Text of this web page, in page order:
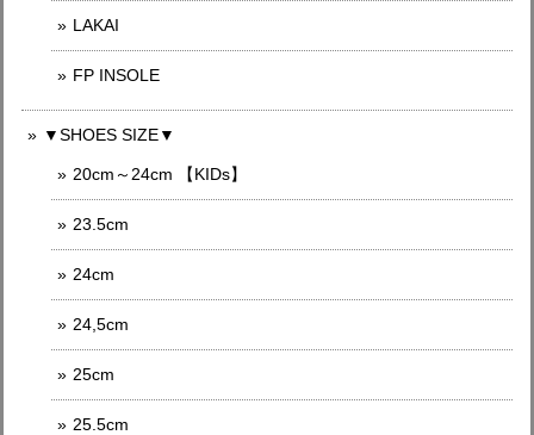
LAKAI
FP INSOLE
▼SHOES SIZE▼
20cm～24cm 【KIDs】
23.5cm
24cm
24,5cm
25cm
25.5cm